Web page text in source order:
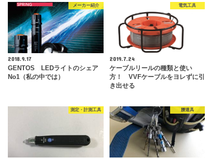
メーカー紹介
2018.9.17
GENTOS LEDライトのシェア
No1（私の中では）
電気工具
2019.7.24
ケーブルリールの種類と使い
方！ VVFケーブルをヨレずに引
き出せる
測定・計測工具 腰道具